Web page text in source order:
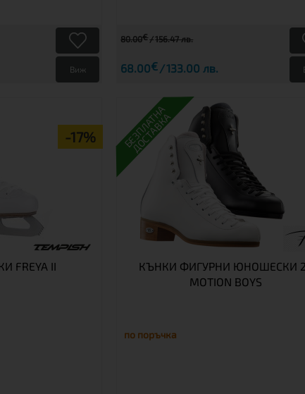
Виж
80.00€ 156.47 лв.
68.00€ 133.00 лв.
-17%
FREYA II
БЕЗПЛАТНА
ДОСТАВКА
КЪНКИ ФИГУРНИ ЮНОШЕСКИ
MOTION BOYS
по поръчка